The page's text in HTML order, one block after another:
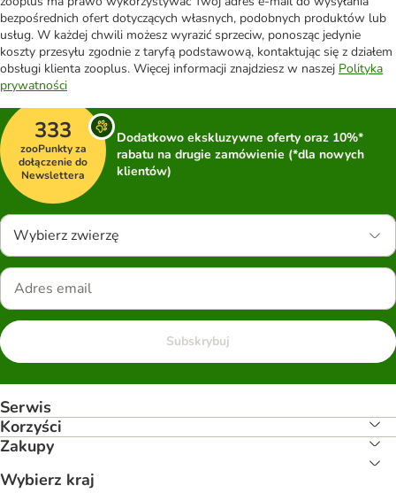
bezpośrednich ofert dotyczących własnych, podobnych produktów lub
usług. W każdej chwili możesz wyrazić sprzeciw, ponosząc jedynie
koszty przesyłu zgodnie z taryfą podstawową, kontaktując się z działem
obsługi klienta zooplus. Więcej informacji znajdziesz w naszej Polityka
prywatności
333
zooPunkty za
dołączenie do
Newslettera
Dodatkowo ekskluzywne oferty oraz 10%*
rabatu na drugie zamówienie (*dla nowych
klientów)
Wybierz zwierzę
Subskrybuj
Serwis
Korzyści
Zakupy
Wybierz kraj